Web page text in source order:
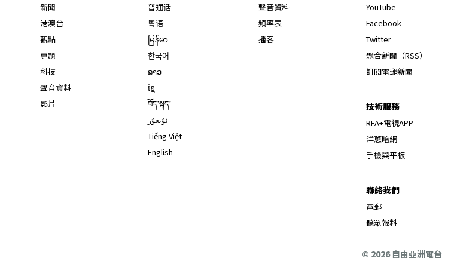
新聞
港澳台
觀點
專題
科技
聲音資料
影片
普通话
粤语
မြန်မာ
한국어
ລາວ
ខ្មែ
བོད་སྐད།
ئۇيغۇر
Tiếng Việt
English
聲音資料
頻率表
播客
YouTube
Facebook
Twitter
聚合新聞（RSS）
訂閱電郵新聞
技術服務
RFA+電視APP
洋蔥暗網
手機與平板
聯絡我們
電郵
聽眾報料
© 2026 自由亞洲電台